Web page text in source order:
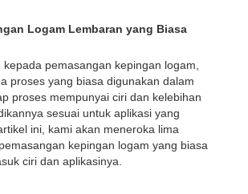
Logam Lembaran yang Biasa
pemasangan kepingan logam,
proses yang biasa digunakan dalam
proses mempunyai ciri dan kelebihan
sesuai untuk aplikasi yang
ini, kami akan meneroka lima
kepingan logam yang biasa
ciri dan aplikasinya.